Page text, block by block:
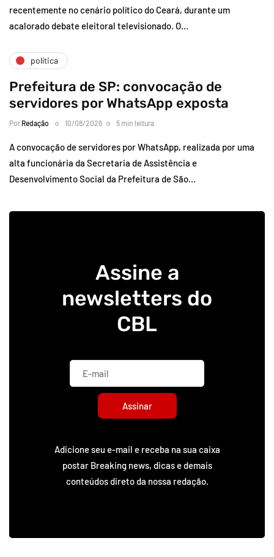
recentemente no cenário político do Ceará, durante um
acalorado debate eleitoral televisionado. O…
política
Prefeitura de SP: convocação de
servidores por WhatsApp exposta
Por Redação 10/08/2026 5 min leitura
A convocação de servidores por WhatsApp, realizada por uma
alta funcionária da Secretaria de Assistência e
Desenvolvimento Social da Prefeitura de São…
Assine a
newsletters do
CBL
Assinar
Adicione seu e-mail e receba na sua caixa
postar Breaking news, dicas e demais
conteúdos direto da nossa redação.